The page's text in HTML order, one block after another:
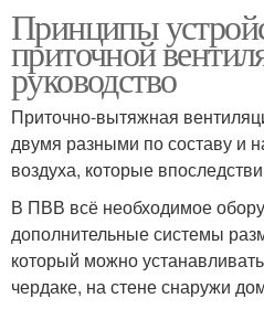
Принципы
приточной
руководство
Приточно-вытяжная
двумя разными по составу и
воздуха, которые
В ПВВ всё необходимое
дополнительные системы
который можно
чердаке, на стене снаружи